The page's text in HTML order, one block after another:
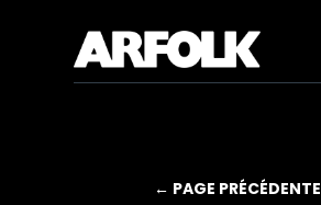
← PAGE PRÉCÉDENTE